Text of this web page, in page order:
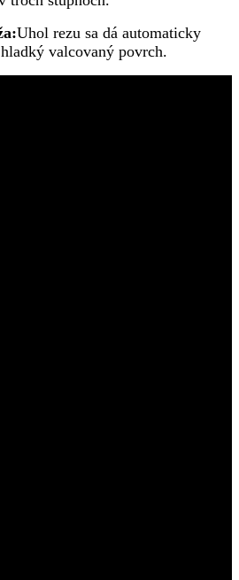
Uhol rezu sa dá automaticky
valcovaný povrch.